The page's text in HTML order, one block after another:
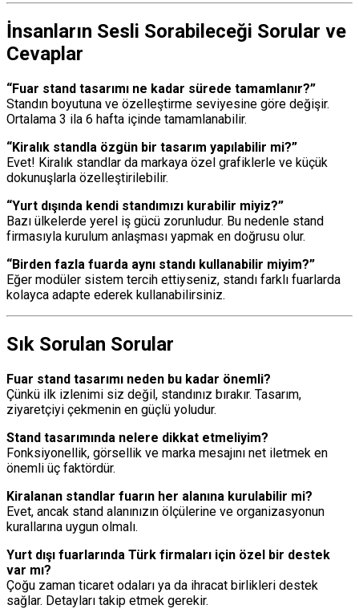
İnsanların Sesli Sorabileceği Sorular ve
Cevaplar
“Fuar stand tasarımı ne kadar sürede tamamlanır?”
Standın boyutuna ve özelleştirme seviyesine göre değişir.
Ortalama 3 ila 6 hafta içinde tamamlanabilir.
“Kiralık standla özgün bir tasarım yapılabilir mi?”
Evet! Kiralık standlar da markaya özel grafiklerle ve küçük
dokunuşlarla özelleştirilebilir.
“Yurt dışında kendi standımızı kurabilir miyiz?”
Bazı ülkelerde yerel iş gücü zorunludur. Bu nedenle stand
firmasıyla kurulum anlaşması yapmak en doğrusu olur.
“Birden fazla fuarda aynı standı kullanabilir miyim?”
Eğer modüler sistem tercih ettiyseniz, standı farklı fuarlarda
kolayca adapte ederek kullanabilirsiniz.
Sık Sorulan Sorular
Fuar stand tasarımı neden bu kadar önemli?
Çünkü ilk izlenimi siz değil, standınız bırakır. Tasarım,
ziyaretçiyi çekmenin en güçlü yoludur.
Stand tasarımında nelere dikkat etmeliyim?
Fonksiyonellik, görsellik ve marka mesajını net iletmek en
önemli üç faktördür.
Kiralanan standlar fuarın her alanına kurulabilir mi?
Evet, ancak stand alanınızın ölçülerine ve organizasyonun
kurallarına uygun olmalı.
Yurt dışı fuarlarında Türk firmaları için özel bir destek
var mı?
Çoğu zaman ticaret odaları ya da ihracat birlikleri destek
sağlar. Detayları takip etmek gerekir.